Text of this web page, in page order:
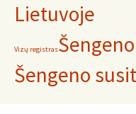
Lietuvoje
Vizų registras
Šengeno